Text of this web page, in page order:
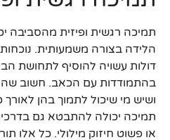
תמיכה רגשית ופיזית מהסביבה
הלידה בצורה משמעותית.
דולות עשויה להוסיף לתחושת
בהתמודדות עם הכאב. חשוב
ושיש מי שיכול לתמוך בהן
תמיכה יכולה להתבטא גם
או פשוט חיזוק מילולי. כל אלו